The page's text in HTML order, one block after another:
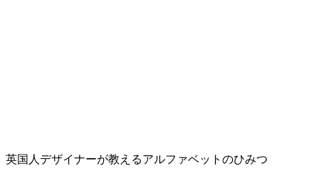
英国人デザイナーが教えるアルファベットのひみつ